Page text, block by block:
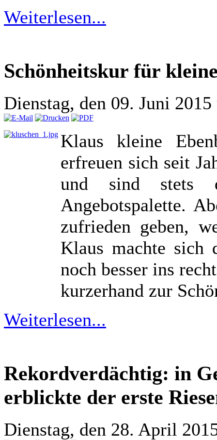
Weiterlesen...
Schönheitskur für
Dienstag, den 09. Juni
Klaus kleine
erfreuen sich seit
und sind stets
Angebotspalette.
zufrieden geben,
Klaus machte sich
noch besser ins
kurzerhand zur
Weiterlesen...
Rekordverdächtig: in
erblickte der erste
Dienstag, den 28. April